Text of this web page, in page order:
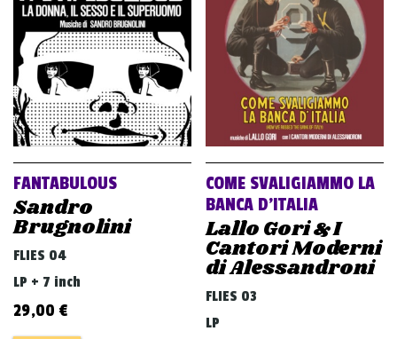
FANTABULOUS
Sandro
Brugnolini
FLIES 04
LP + 7 inch
29,00 €
COME SVALIGIAMMO LA
BANCA D’ITALIA
Lallo Gori & I
Cantori Moderni
di Alessandroni
FLIES 03
LP